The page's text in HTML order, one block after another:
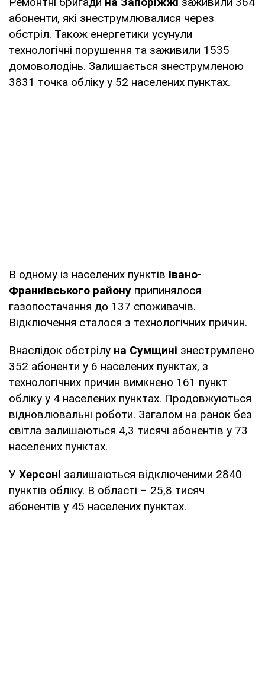
абоненти, які знеструмлювалися через
обстріл. Також енергетики усунули
технологічні порушення та заживили 1535
домоволодінь. Залишається знеструмленою
3831 точка обліку у 52 населених пунктах.
В одному із населених пунктів Івано-
Франківського району припинялося
газопостачання до 137 споживачів.
Відключення сталося з технологічних причин.
Внаслідок обстрілу на Сумщині знеструмлено
352 абоненти у 6 населених пунктах, з
технологічних причин вимкнено 161 пункт
обліку у 4 населених пунктах. Продовжуються
відновлювальні роботи. Загалом на ранок без
світла залишаються 4,3 тисячі абонентів у 73
населених пунктах.
У Херсоні залишаються відключеними 2840
пунктів обліку. В області – 25,8 тисяч
абонентів у 45 населених пунктах.